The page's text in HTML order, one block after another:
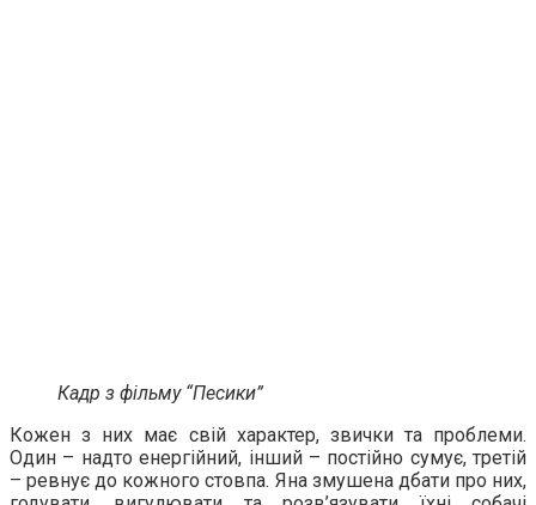
Кадр з фільму “Песики”
Кожен з них має свій характер, звички та проблеми.
Один – надто енергійний, інший – постійно сумує, третій
– ревнує до кожного стовпа. Яна змушена дбати про них,